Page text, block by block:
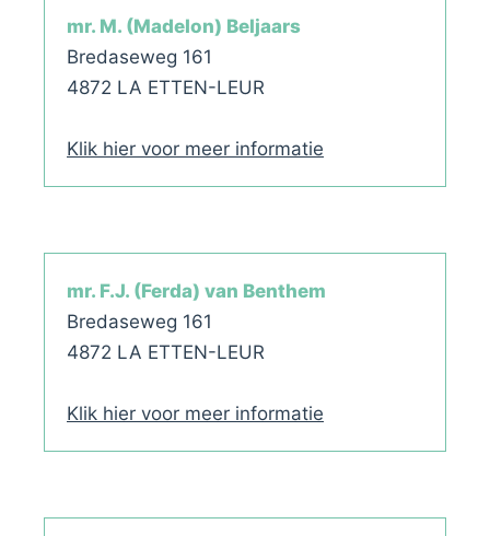
mr. M. (Madelon) Beljaars
Bredaseweg 161
4872 LA ETTEN-LEUR
Klik hier voor meer informatie
mr. F.J. (Ferda) van Benthem
Bredaseweg 161
4872 LA ETTEN-LEUR
Klik hier voor meer informatie